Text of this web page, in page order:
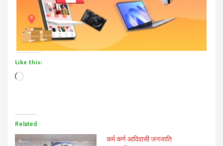
Like this:
Loading…
Related
कर्म कर्ण आदिवासी जनजाति